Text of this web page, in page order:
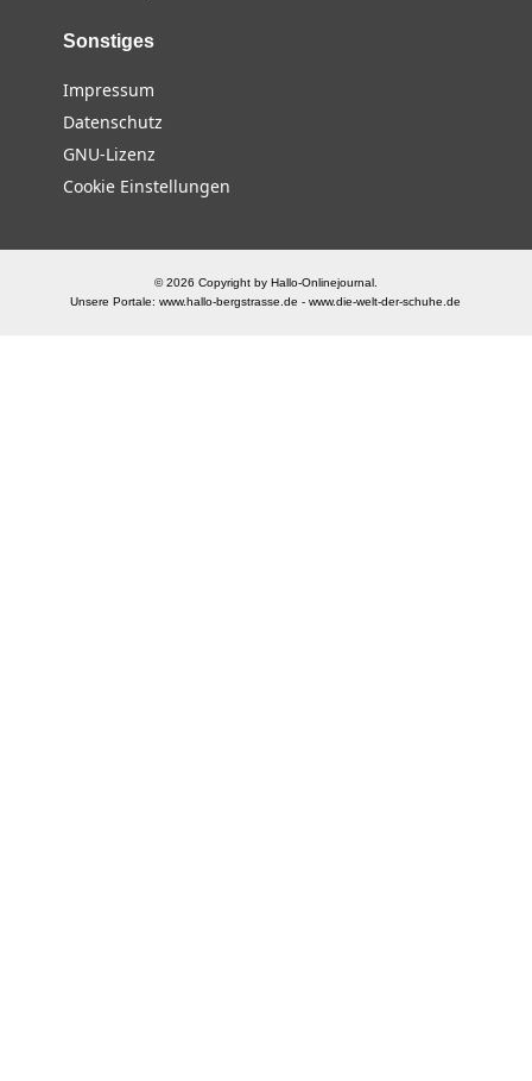
Sonstiges
Impressum
Datenschutz
GNU-Lizenz
Cookie Einstellungen
© 2026 Copyright by Hallo-Onlinejournal.
Unsere Portale:www.hallo-bergstrasse.de -www.die-welt-der-schuhe.de